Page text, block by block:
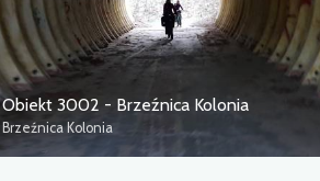
Obiekt 3002 - Brzeźnica Kolonia
Brzeźnica Kolonia